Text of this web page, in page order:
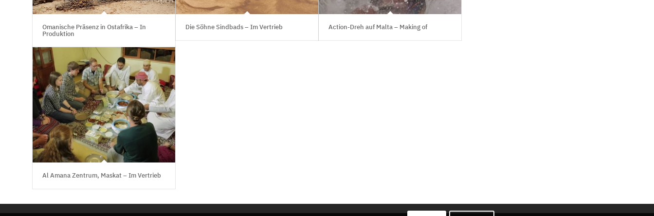
Omanische Präsenz in Ostafrika – In
Produktion
Die Söhne Sindbads – Im Vertrieb Action-Dreh auf Malta – Making of
Al Amana Zentrum, Maskat – Im Vertrieb